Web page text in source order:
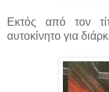
Εκτός από τον
αυτοκίνητο για